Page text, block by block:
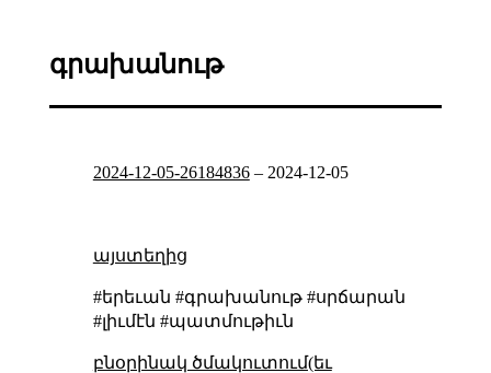
գրախանութ
2024-12-05-26184836– 2024-12-05
այստեղից
#երեւան #գրախանութ #սրճարան
#լիւմէն #պատմութիւն
բնօրինակ ծմակուտում(եւ